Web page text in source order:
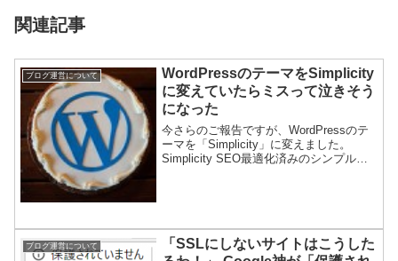
関連記事
ブログ運営について
WordPressのテーマをSimplicity
に変えていたらミスって泣きそう
になった
今さらのご報告ですが、WordPressのテ
ーマを「Simplicity」に変えました。
Simplicity SEO最適化済みのシンプルな
ブログ運営について
「SSLにしないサイトはこうした